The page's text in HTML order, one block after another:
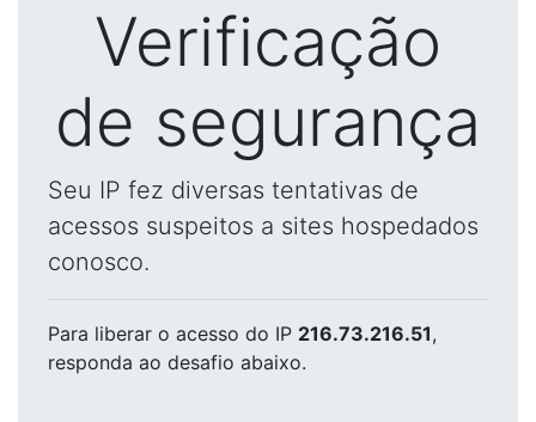
Verificação
de segurança
Seu IP fez diversas tentativas de
acessos suspeitos a sites hospedados
conosco.
Para liberar o acesso do IP 216.73.216.51,
responda ao desafio abaixo.